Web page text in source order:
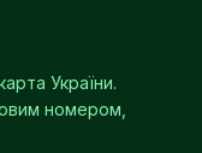
України.
номером,